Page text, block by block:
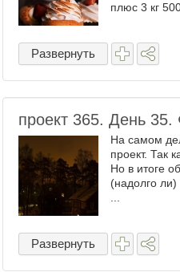
плюс 3 кг 500
Развернуть
проект 365. День 35.
На самом
проект. Так
Но в итоге
(надолго
Развернуть